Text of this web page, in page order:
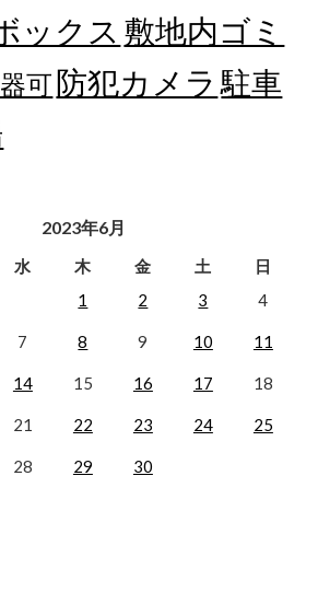
ックス 敷地内ゴミ
可防犯カメラ 駐車
2023年6月
水 木 金 土
日
1
2 3 4
7 8 9 10 11
14 15 16 17 18
21 22 23 24 25
28 29
30